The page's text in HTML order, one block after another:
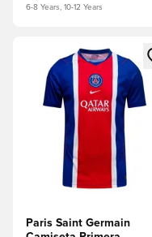
6-8 Years, 10-12 Years
Abre un modal para
Paris Saint Germain